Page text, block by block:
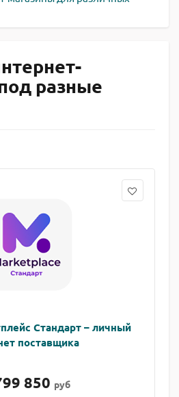
разные
Стандарт – личный
поставщика
850 руб